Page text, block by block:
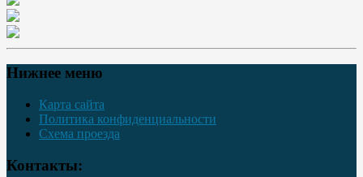
Нижнее меню
Карта сайта
Политика конфиденциальности
Схема проезда
Контакты: